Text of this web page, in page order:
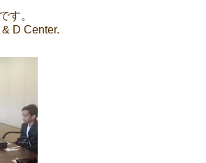
す。
D Center.